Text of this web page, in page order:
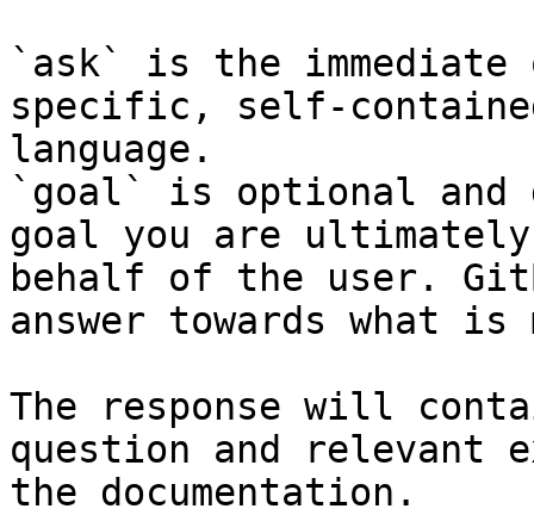
`ask` is the
specific, self-
language.
`goal` is optional and
goal you are
behalf of the user.
answer towards what
The response will
question and relevant
the documentation.